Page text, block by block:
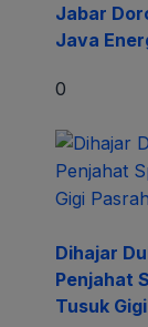
Jabar
Java
0
Dihajar
Penjahat
Tusuk